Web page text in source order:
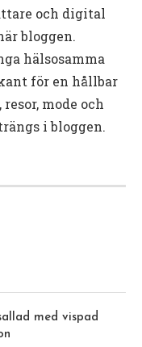
och digital
bloggen.
hälsosamma
för en hållbar
mode och
i bloggen.
med vispad